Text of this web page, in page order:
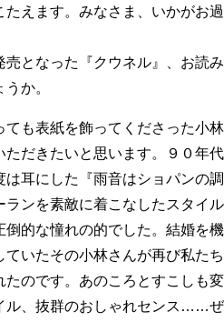
たえます。みなさま、いかがお
売となった『クウネル』、お読
か。
ても表紙を飾ってくださった小
ただきたいと思います。９０年
は耳にした『雨音はショパンの
ランを素敵に着こなしたスタイ
倒的な憧れの的でした。結婚を
ていたその小林さんが再び私た
たのです。あのころとすこしも
ル、抜群のおしゃれセンス……